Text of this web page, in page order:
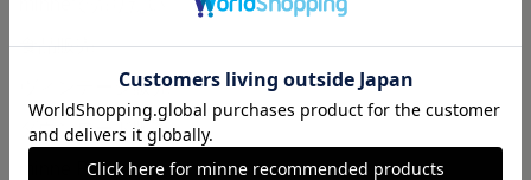
食品販売
ヴィンテージ販売
ダウンロード販売
minne PLUS